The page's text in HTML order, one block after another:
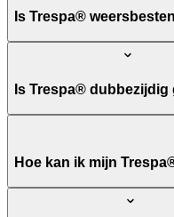
Is Trespa®
Is Trespa® dubbezijdig
Hoe kan ik mijn